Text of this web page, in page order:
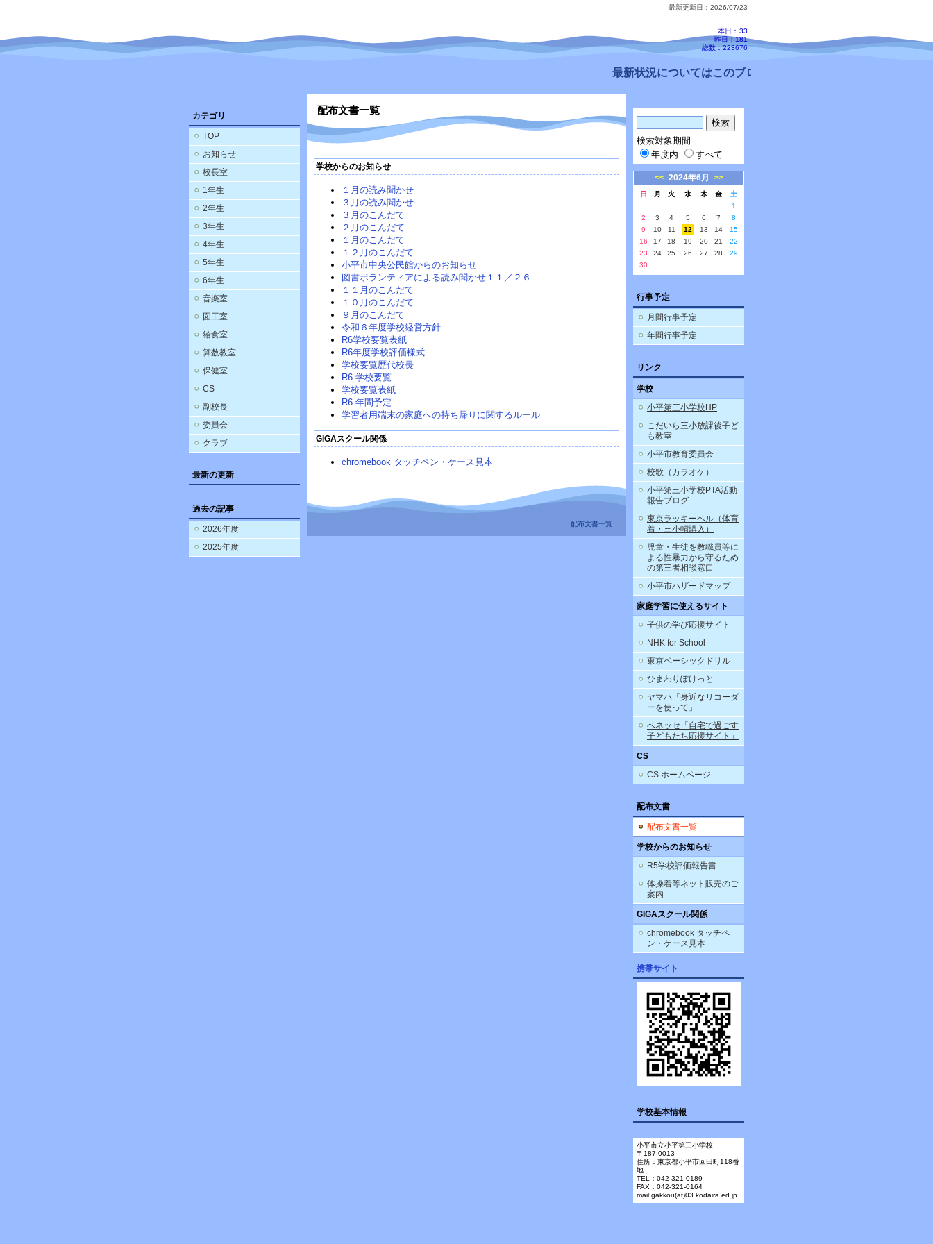
最新更新日：2026/07/23
本日： 33
昨日：181
総数：223676
最新状況についてはこのブログ、配信メールをご確認ください。
カテゴリ
TOP
お知らせ
校長室
1年生
2年生
3年生
4年生
5年生
6年生
音楽室
図工室
給食室
算数教室
保健室
CS
副校長
委員会
クラブ
最新の更新
過去の記事
2026年度
2025年度
配布文書一覧
学校からのお知らせ
１月の読み聞かせ
３月の読み聞かせ
３月のこんだて
２月のこんだて
１月のこんだて
１２月のこんだて
小平市中央公民館からのお知らせ
図書ボランティアによる読み聞かせ１１／２６
１１月のこんだて
１０月のこんだて
９月のこんだて
令和６年度学校経営方針
R6学校要覧表紙
R6年度学校評価様式
学校要覧歴代校長
R6 学校要覧
学校要覧表紙
R6 年間予定
学習者用端末の家庭への持ち帰りに関するルール
GIGAスクール関係
chromebook タッチペン・ケース見本
配布文書一覧
検索対象期間
年度内
すべて
<< 2024年6月 >>
日 月 火 水 木 金
土
1
2
3 4 5 6 7
8
9
10 11 12 13 14
15
16
17 18 19 20 21
22
23
24 25 26 27 28
29
30
行事予定
月間行事予定
年間行事予定
リンク
学校
小平第三小学校HP
こだいら三小放課後子ど
も教室
小平市教育委員会
校歌（カラオケ）
小平第三小学校PTA活動
報告ブログ
東京ラッキーベル（体育
着・三小帽購入）
児童・生徒を教職員等に
よる性暴力から守るため
の第三者相談窓口
小平市ハザードマップ
家庭学習に使えるサイト
子供の学び応援サイト
NHK for School
東京ベーシックドリル
ひまわりぽけっと
ヤマハ「身近なリコーダ
ーを使って」
ベネッセ「自宅で過ごす
子どもたち応援サイト」
CS
CS ホームページ
配布文書
配布文書一覧
学校からのお知らせ
R5学校評価報告書
体操着等ネット販売のご
案内
GIGAスクール関係
chromebook タッチペ
ン・ケース見本
携帯サイト
学校基本情報
小平市立小平第三小学校
〒187-0013
住所：東京都小平市回田町118番
地
TEL：042-321-0189
FAX：042-321-0164
mail:gakkou(at)03.kodaira.ed.jp